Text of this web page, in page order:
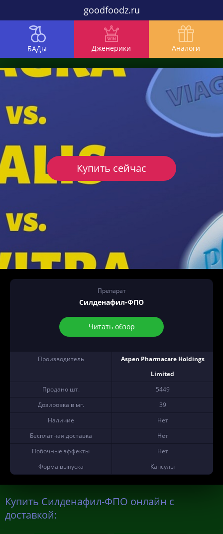
goodfoodz.ru
БАДы Дженерики Аналоги
Препарат
Силденафил-ФПО
Читать обзор
Производитель
Aspen Pharmacare Holdings
Limited
Продано шт.
5449
Дозировка в мг.
39
Наличие
Нет
Бесплатная доставка
Нет
Побочные эффекты
Нет
Форма выпуска
Капсулы
Купить сейчас
Купить Силденафил-ФПО онлайн с
доставкой: